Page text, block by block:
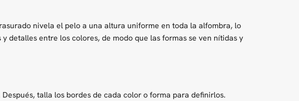
nivela el pelo a una altura uniforme en toda la alfombra, lo
entre los colores, de modo que las formas se ven nítidas y
talla los bordes de cada color o forma para definirlos.